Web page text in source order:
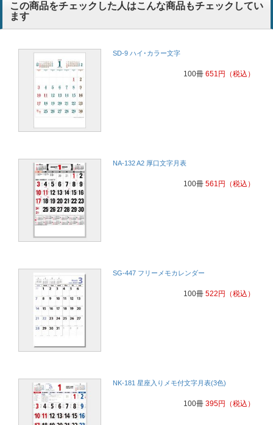
この商品をチェックした人はこんな商品もチェックしてい
ます
SD-9 ハイ･カラー文字
100冊 651 円 （税込）
NA-132 A2 厚口文字月表
100冊 561 円 （税込）
SG-447 フリーメモカレンダー
100冊 522 円 （税込）
NK-181 星座入りメモ付文字月表(3色)
100冊 395円 （税込）